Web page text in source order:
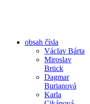
obsah čísla
Václav Bárta
Miroslav
Brück
Dagmar
Burianová
Karla